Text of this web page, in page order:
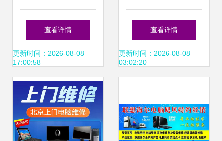
上门服务 贴心周
到，省心更安心
查看详情
更新时间：2026-08-08
17:00:58
修服务 专业图片素
材展示与技术保障
查看详情
更新时间：2026-08-08
03:02:20